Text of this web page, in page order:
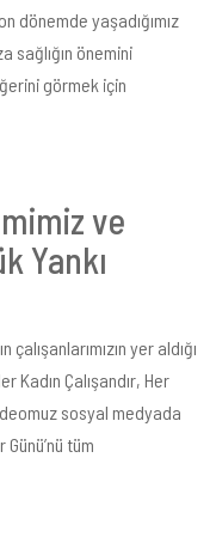
dönemde yaşadığımız
sağlığın önemini
görmek için
ve
Yankı
yer aldığı
Kadın Çalışandır, Her
sosyal medyada
tüm